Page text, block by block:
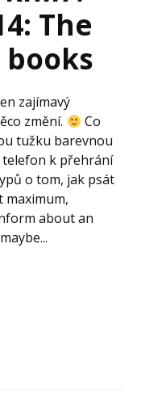
The
zajímavý
změní.
Co
tužku barevnou
k přehrání
o tom, jak psát
maximum,
about an